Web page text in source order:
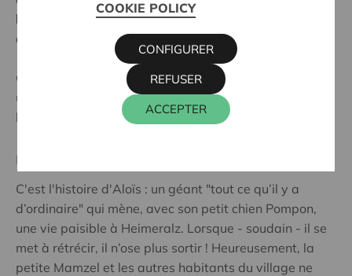
l'accent sur la rencontre, le dialogue et la solidarité
entre les âges
Grâce à un podcast, des conseils et des informations
utiles, nous espérons contribuer à renforcer les liens et
la compréhension mutuelle entre les générations.
Un podcast à écouter en famille
C'est l'histoire d'Aloïs : un géant "tout ce qu’il y a
d’ordinaire" qui mène, avec son petit chien Pompon,
une vie paisible à Heimeralz. Lorsque - soudain - il se
met à rétrécir, il n’ose plus sortir ! Heureusement, la
petite Mamzel et les autres habitants du village ne
COOKIE POLICY
ACCEPTER
REFUSER
CONFIGURER